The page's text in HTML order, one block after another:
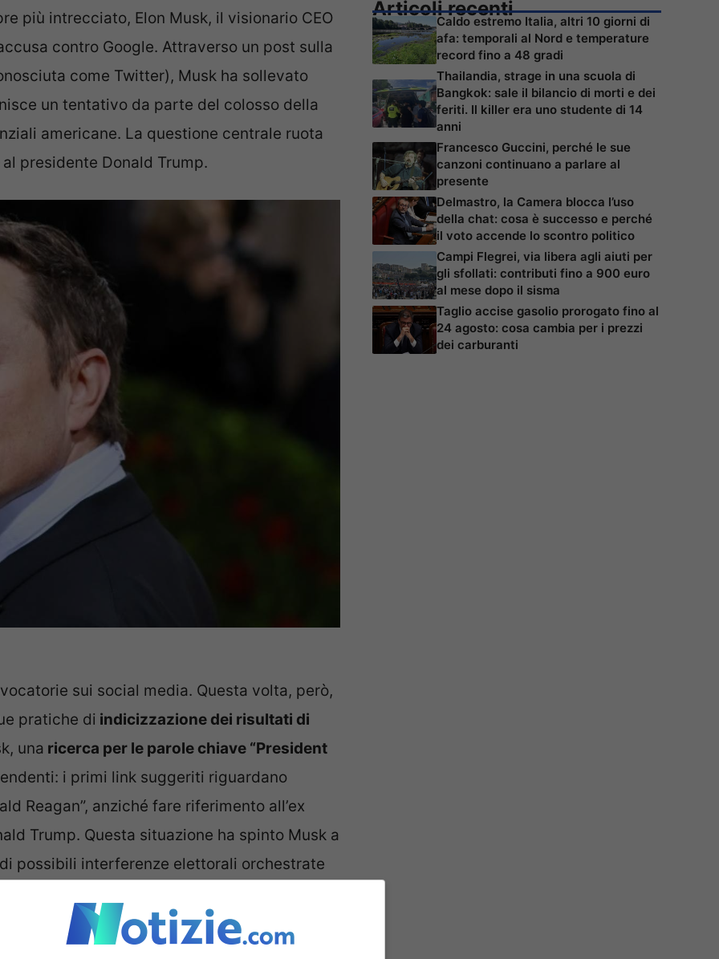
più intrecciato, Elon Musk, il visionario CEO
contro Google. Attraverso un post sulla
come Twitter), Musk ha sollevato
un tentativo da parte del colosso della
americane. La questione centrale ruota
presidente Donald Trump.
sui social media. Questa volta, però,
pratiche di indicizzazione dei risultati di
una ricerca per le parole chiave “President
i primi link suggeriti riguardano
Reagan”, anziché fare riferimento all’ex
Trump. Questa situazione ha spinto Musk a
possibili interferenze elettorali orchestrate
di Google
Articoli recenti
Caldo estremo Italia, altri 10 giorni di
afa: temporali al Nord e temperature
record fino a 48 gradi
Thailandia, strage in una scuola di
Bangkok: sale il bilancio di morti e dei
feriti. Il killer era uno studente di 14
anni
Francesco Guccini, perché le sue
canzoni continuano a parlare al
presente
Delmastro, la Camera blocca l’uso
della chat: cosa è successo e perché
il voto accende lo scontro politico
Campi Flegrei, via libera agli aiuti per
gli sfollati: contributi fino a 900 euro
al mese dopo il sisma
Taglio accise gasolio prorogato fino al
24 agosto: cosa cambia per i prezzi
dei carburanti